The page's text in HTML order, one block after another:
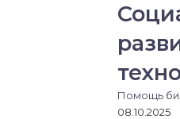
Помощь
08.10.2025